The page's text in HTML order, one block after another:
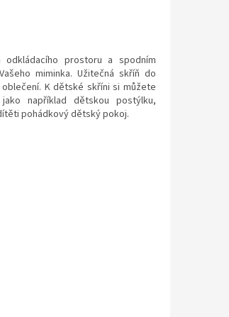
prostoru a spodním
miminka. Užitečná skříň do
K dětské skříni si můžete
například dětskou postýlku,
pohádkový dětský pokoj.